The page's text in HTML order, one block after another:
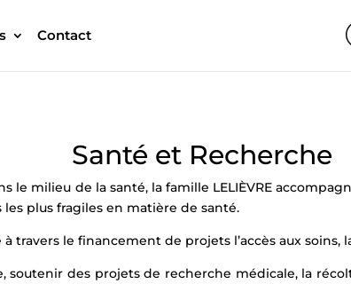
Contact
Santé et Recherche
le milieu de la santé, la famille LELIÈVRE
plus fragiles en matière de santé.
à travers le financement de projets l’accès aux
soutenir des projets de recherche médicale, la